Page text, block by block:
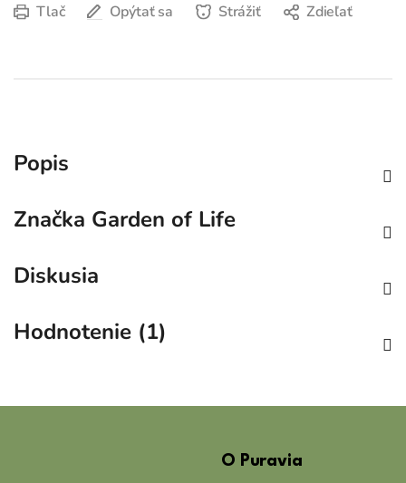
Tlač Opýtať sa Strážiť Zdieľať
Popis
Značka Garden of Life
Diskusia
Hodnotenie (1)
O Puravia